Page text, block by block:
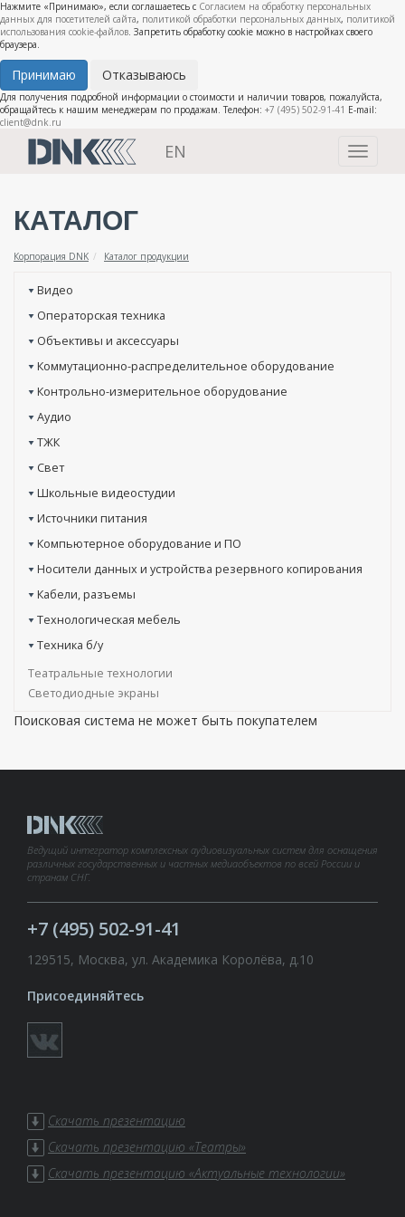
Нажмите «Принимаю», если соглашаетесь с Согласием на обработку персональных
данных для посетителей сайта, политикой обработки персональных данных, политикой
использования cookie-файлов. Запретить обработку cookie можно в настройках своего
браузера.
Принимаю Отказываюсь
Для получения подробной информации о стоимости и наличии товаров, пожалуйста,
обращайтесь к нашим менеджерам по продажам. Телефон: +7 (495) 502-91-41 E-mail:
client@dnk.ru
Toggle
EN
КАТАЛОГ
Корпорация DNK Каталог продукции
Видео
Операторская техника
Объективы и аксессуары
Коммутационно-распределительное оборудование
Контрольно-измерительное оборудование
Аудио
ТЖК
Свет
Школьные видеостудии
Источники питания
Компьютерное оборудование и ПО
Носители данных и устройства резервного копирования
Кабели, разъемы
Технологическая мебель
Техника б/у
Театральные технологии
Светодиодные экраны
Поисковая система не может быть покупателем
Ведущий интегратор комплексных аудиовизуальных систем для оснащения
различных государственных и частных медиаобъектов по всей России и
странам СНГ.
+7 (495) 502-91-41
129515, Москва, ул. Академика Королёва, д.10
Присоединяйтесь
Скачать презентацию
Скачать презентацию «Театры»
Скачать презентацию «Актуальные технологии»